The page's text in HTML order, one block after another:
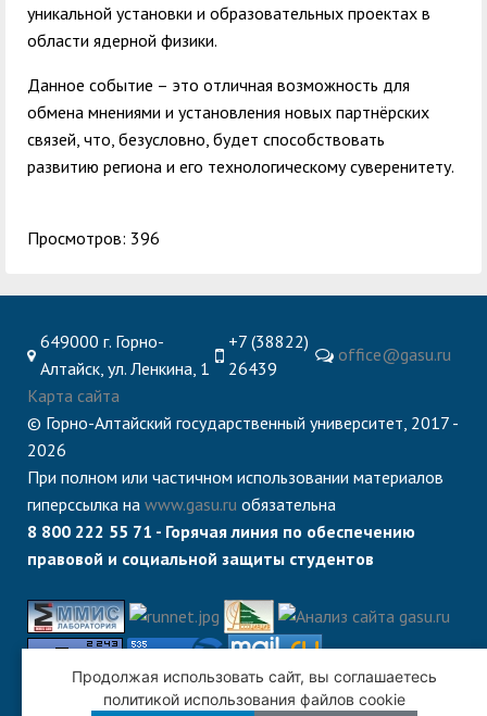
уникальной установки и образовательных проектах в
области ядерной физики.
Данное событие – это отличная возможность для
обмена мнениями и установления новых партнёрских
связей, что, безусловно, будет способствовать
развитию региона и его технологическому суверенитету.
Просмотров: 396
649000 г. Горно-
Алтайск, ул. Ленкина, 1
+7 (38822)
26439
office@gasu.ru
Карта сайта
© Горно-Алтайский государственный университет, 2017 -
2026
При полном или частичном использовании материалов
гиперссылка на www.gasu.ru обязательна
8 800 222 55 71 - Горячая линия по обеспечению
правовой и социальной защиты студентов
Продолжая использовать сайт, вы соглашаетесь
политикой использования файлов cookie